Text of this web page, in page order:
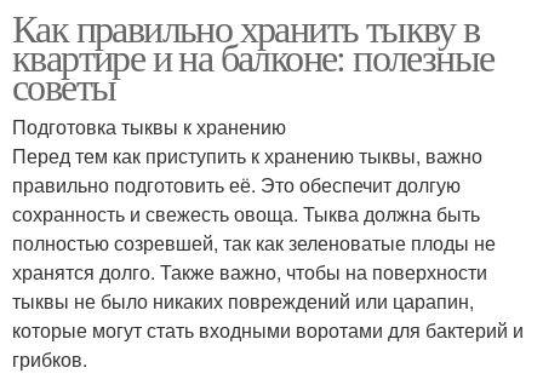
Как правильно хранить тыкву в
квартире и на балконе: полезные
советы
Подготовка тыквы к хранению
Перед тем как приступить к хранению тыквы, важно
правильно подготовить её. Это обеспечит долгую
сохранность и свежесть овоща. Тыква должна быть
полностью созревшей, так как зеленоватые плоды не
хранятся долго. Также важно, чтобы на поверхности
тыквы не было никаких повреждений или царапин,
которые могут стать входными воротами для бактерий и
грибков.